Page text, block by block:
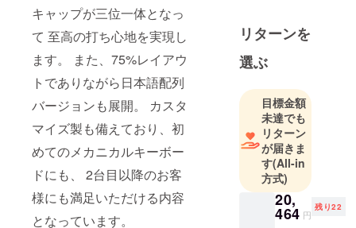
キャップが三位一体となっ
て 至高の打ち心地を実現し
ます。 また、75%レイアウ
トでありながら日本語配列
バージョンも展開。 カスタ
マイズ製も備えており、初
めてのメカニカルキーボー
ドにも、 2台目以降のお客
様にも満足いただける内容
となっています。
好まれます
が勝つこと
よりも
本質である
『楽しむこ
と」を後押
しするブラ
ンドです。
リターンを
選ぶ
目標金額
未達でも
リターン
が届きま
す(All-in
方式)
20,
464 円
残り22